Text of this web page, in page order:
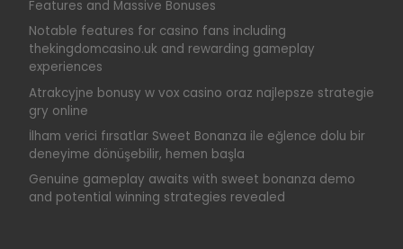
Features and Massive Bonuses
Notable features for casino fans including
thekingdomcasino.uk and rewarding gameplay
experiences
Atrakcyjne bonusy w vox casino oraz najlepsze strategie
gry online
İlham verici fırsatlar Sweet Bonanza ile eğlence dolu bir
deneyime dönüşebilir, hemen başla
Genuine gameplay awaits with sweet bonanza demo
and potential winning strategies revealed